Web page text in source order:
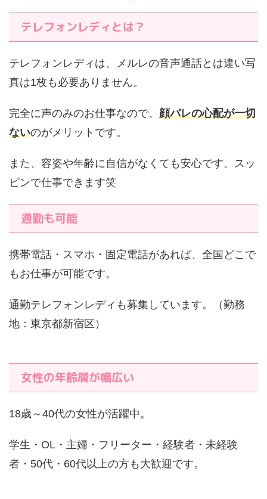
テレフォンレディとは？
テレフォンレディは、メルレの音声通話とは違い写
真は1枚も必要ありません。
完全に声のみのお仕事なので、 顔バレの心配が一切
ないのがメリットです。
また、容姿や年齢に自信がなくても安心です。スッ
ピンで仕事できます笑
通勤も可能
携帯電話・スマホ・固定電話があれば、全国どこで
もお仕事が可能です。
通勤テレフォンレディも募集しています。（勤務
地：東京都新宿区）
女性の年齢層が幅広い
18歳～40代の女性が活躍中。
学生・OL・主婦・フリーター・経験者・未経験
者・50代・60代以上の方も大歓迎です。